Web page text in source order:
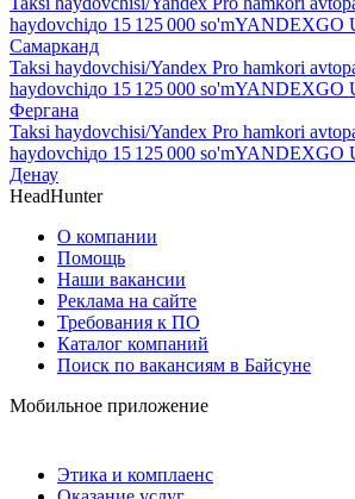
haydovchiдо 15 125 000 so'mYANDEXGO
Самарканд
Taksi haydovchisi/Yandex Pro hamkori
haydovchiдо 15 125 000 so'mYANDEXGO
Фергана
Taksi haydovchisi/Yandex Pro hamkori
haydovchiдо 15 125 000 so'mYANDEXGO
Денау
HeadHunter
О компании
Помощь
Наши вакансии
Реклама на сайте
Требования к ПО
Каталог компаний
Поиск по вакансиям в Байсуне
Мобильное приложение
Этика и комплаенс